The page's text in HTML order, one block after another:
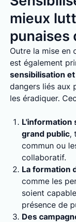
mieux
punaises
Outre la mise en
est également
sensibilisation
dangers liés aux
les éradiquer.
L'information
grand public,
commun ou
collaboratif.
La formation
comme les
soient
présence de
Des